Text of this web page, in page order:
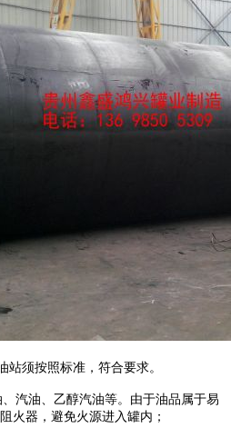
站须按照标准，符合要求。
汽油、乙醇汽油等。由于油品属于易
火器，避免火源进入罐内；